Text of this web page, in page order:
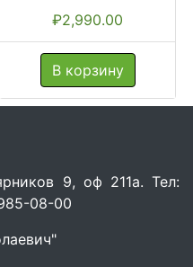
₽2,990.00
В корзину
9, оф 211а. Тел:
08-00